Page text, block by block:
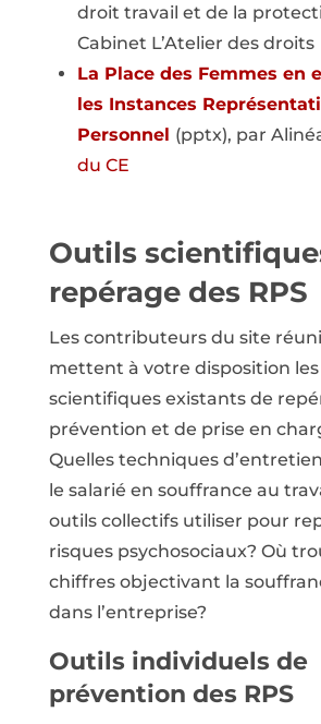
droit travail et de la
Cabinet L’Atelier des droits
La Place des Femmes en
les Instances
Personnel (pptx), par
du CE
Outils
repérage des RPS
Les contributeurs du site
mettent à votre disposition
scientifiques existants de
prévention et de prise en
Quelles techniques
le salarié en souffrance au
outils collectifs utiliser pour
risques psychosociaux? Où
chiffres objectivant la
dans l’entreprise?
Outils individuels de
prévention des RPS